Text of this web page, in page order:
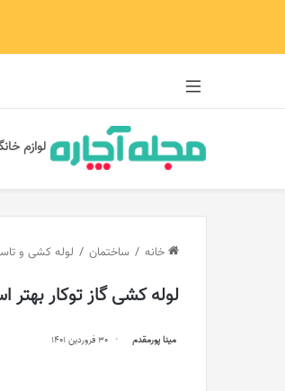
لوازم
خانه / ساختمان / لوله کشی و
لوله کشی گاز توکار بهتر
مینا پورمقدم 30 فروردین 1401